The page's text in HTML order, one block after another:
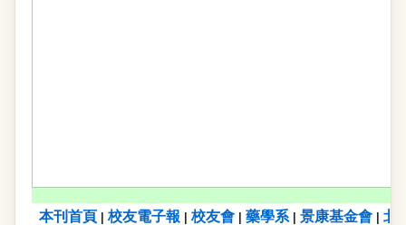
本刊首頁 校友電子報 校友會 藥學系| 景康基金會 北